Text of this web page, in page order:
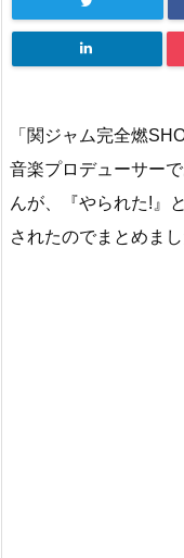
「関ジャム完全燃
音楽プロデューサー
んが、『やられた!』
されたのでまとめまし